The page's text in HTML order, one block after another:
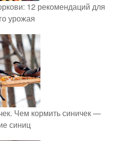
12 рекомендаций для
урожая
Чем кормить синичек —
синиц